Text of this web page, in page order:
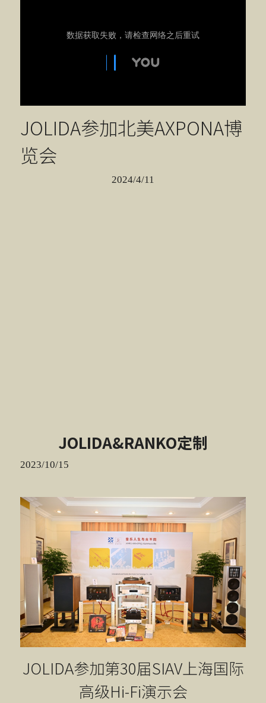
JOLIDA参加北美AXPONA博
览会
2024/4/11
JOLIDA&RANKO定制
2023/10/15
JOLIDA参加第30届SIAV上海国际
高级Hi-Fi演示会